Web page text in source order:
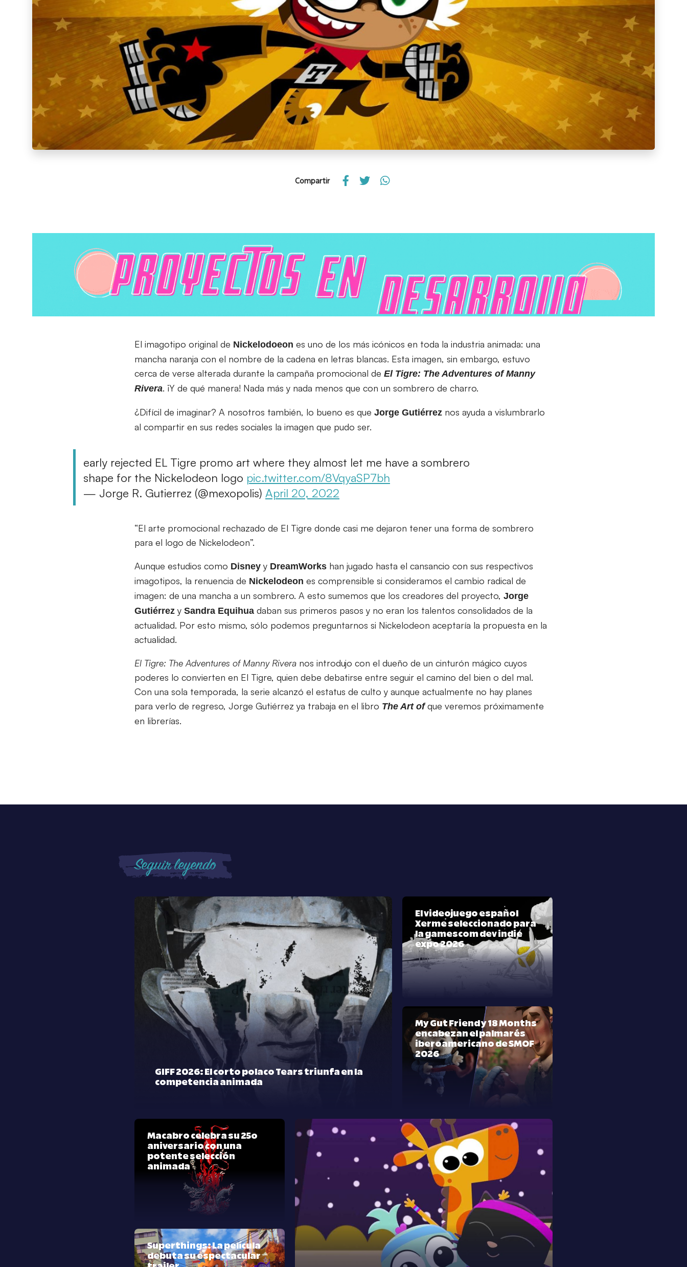
Compartir
El imagotipo original de Nickelodoeon es uno de los más icónicos en toda la industria animada: una
mancha naranja con el nombre de la cadena en letras blancas. Esta imagen, sin embargo, estuvo
cerca de verse alterada durante la campaña promocional de El Tigre: The Adventures of Manny
Rivera. ¡Y de qué manera! Nada más y nada menos que con un sombrero de charro.
¿Difícil de imaginar? A nosotros también, lo bueno es que Jorge Gutiérrez nos ayuda a vislumbrarlo
al compartir en sus redes sociales la imagen que pudo ser.
early rejected EL Tigre promo art where they almost let me have a sombrero
shape for the Nickelodeon logo pic.twitter.com/8VqyaSP7bh
— Jorge R. Gutierrez (@mexopolis) April 20, 2022
“El arte promocional rechazado de El Tigre donde casi me dejaron tener una forma de sombrero
para el logo de Nickelodeon”.
Aunque estudios como Disney y DreamWorks han jugado hasta el cansancio con sus respectivos
imagotipos, la renuencia de Nickelodeon es comprensible si consideramos el cambio radical de
imagen: de una mancha a un sombrero. A esto sumemos que los creadores del proyecto, Jorge
Gutiérrez y Sandra Equihua daban sus primeros pasos y no eran los talentos consolidados de la
actualidad. Por esto mismo, sólo podemos preguntarnos si Nickelodeon aceptaría la propuesta en la
actualidad.
El Tigre: The Adventures of Manny Rivera nos introdujo con el dueño de un cinturón mágico cuyos
poderes lo convierten en El Tigre, quien debe debatirse entre seguir el camino del bien o del mal.
Con una sola temporada, la serie alcanzó el estatus de culto y aunque actualmente no hay planes
para verlo de regreso, Jorge Gutiérrez ya trabaja en el libro The Art of que veremos próximamente
en librerías.
Seguir leyendo
GIFF 2026: El corto polaco Tears triunfa en la
competencia animada
El videojuego español
Xerme seleccionado para
la gamescom dev indie
expo 2026
My Gut Friend y 18 Months
encabezan el palmarés
iberoamericano de SMOF
2026
Macabro celebra su 25º
aniversario con una
potente selección
animada
Superthings: La película
debuta su espectacular